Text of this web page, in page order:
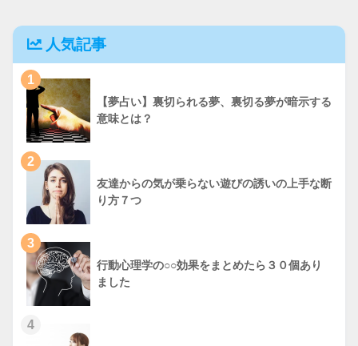
人気記事
1
【夢占い】裏切られる夢、裏切る夢が暗示する
意味とは？
2
友達からの気が乗らない遊びの誘いの上手な断
り方７つ
3
行動心理学の○○効果をまとめたら３０個あり
ました
4